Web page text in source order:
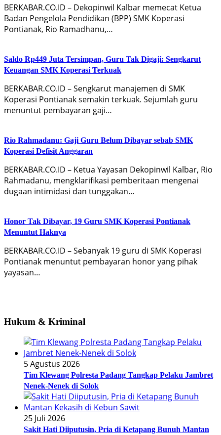
BERKABAR.CO.ID – Dekopinwil Kalbar memecat Ketua
Badan Pengelola Pendidikan (BPP) SMK Koperasi
Pontianak, Rio Ramadhanu,…
Saldo Rp449 Juta Tersimpan, Guru Tak Digaji: Sengkarut
Keuangan SMK Koperasi Terkuak
BERKABAR.CO.ID – Sengkarut manajemen di SMK
Koperasi Pontianak semakin terkuak. Sejumlah guru
menuntut pembayaran gaji…
Rio Rahmadanu: Gaji Guru Belum Dibayar sebab SMK
Koperasi Defisit Anggaran
BERKABAR.CO.ID – Ketua Yayasan Dekopinwil Kalbar, Rio
Rahmadanu, mengklarifikasi pemberitaan mengenai
dugaan intimidasi dan tunggakan…
Honor Tak Dibayar, 19 Guru SMK Koperasi Pontianak
Menuntut Haknya
BERKABAR.CO.ID – Sebanyak 19 guru di SMK Koperasi
Pontianak menuntut pembayaran honor yang pihak
yayasan…
Hukum & Kriminal
5 Agustus 2026
Tim Klewang Polresta Padang Tangkap Pelaku Jambret
Nenek-Nenek di Solok
25 Juli 2026
Sakit Hati Diiputusin, Pria di Ketapang Bunuh Mantan